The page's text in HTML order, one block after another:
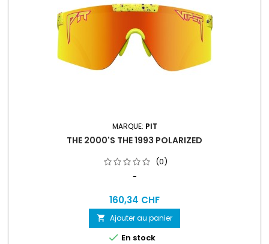
MARQUE: PIT
THE 2000'S THE 1993 POLARIZED
(0)
-
160,34 CHF
 Ajouter au panier
 En stock